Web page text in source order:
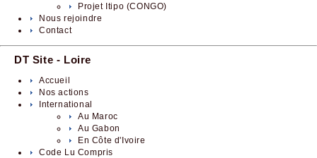
Projet Itipo (CONGO)
Nous rejoindre
Contact
DT Site - Loire
Accueil
Nos actions
International
Au Maroc
Au Gabon
En Côte d'Ivoire
Code Lu Compris